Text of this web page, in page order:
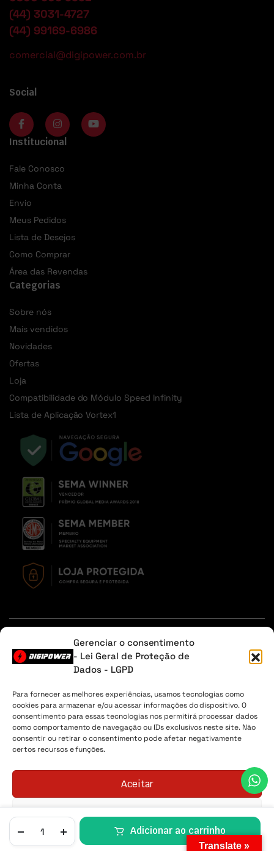
Gerenciar o consentimento
- Lei Geral de Proteção de
Dados - LGPD
Para fornecer as melhores experiências, usamos tecnologias como
cookies para armazenar e/ou acessar informações do dispositivo. O
consentimento para essas tecnologias nos permitirá processar dados
como comportamento de navegação ou IDs exclusivos neste site. Não
consentir ou retirar o consentimento pode afetar negativamente
certos recursos e funções.
Aceitar
Negar
Política de Cookies Política de Privacidade
Adicionar ao carrinho
(44) 3031-4727
(44) 99169-6986
comercial@digipower.com.br
Social
Institucional
Fale Conosco
Minha Conta
Envio
Meus Pedidos
Lista de Desejos
Como Comprar
Área das Revendas
Categorias
Sobre nós
Mais vendidos
Novidades
Ofertas
Loja
Compatibilidade do Módulo Speed Infinity
Lista de Aplicação Vortex1
ou na aba contato.
Sobre Nós Minha Conta Envio Lista de desejos
Digipower® - 2026 Todos os direitos reservados. CNPJ
04.225.147/0001-30
Translate »
PESQUISA
DESEJOS
CATEGORIAS